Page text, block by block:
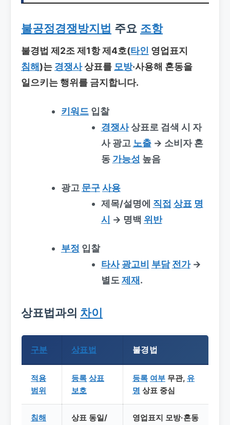
불공정경쟁방지법 주요 조항
불경법 제2조 제1항 제4호(타인 영업표지
침해)는 경쟁사상표를 모방·사용해 혼동을
일으키는 행위를 금지합니다.
키워드입찰
경쟁사상표로 검색 시 자
사 광고 노출→ 소비자 혼
동 가능성 높음
광고 문구 사용
제목/설명에 직접 상표 명
시 → 명백 위반
부정 입찰
타사 광고비 부담 전가→
별도 제재 .
상표법과의 차이
구분 상표법 불경법
적용
범위
등록 상표
보호
등록 여부 무관, 유
명 상표 중심
침해
상표 동일/
영업표지 모방·혼동